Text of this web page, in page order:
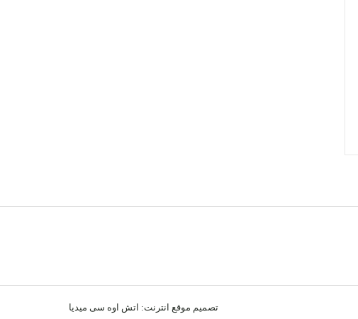
تصميم موقع انترنت: اتش اوه سى ميديا